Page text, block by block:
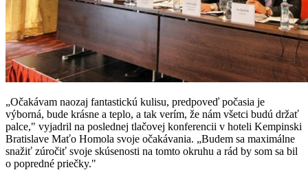
„Očakávam naozaj fantastickú kulisu, predpoveď počasia je
výborná, bude krásne a teplo, a tak verím, že nám všetci budú držať
palce," vyjadril na poslednej tlačovej konferencii v hoteli Kempinski
Bratislave Maťo Homola svoje očakávania. „Budem sa maximálne
snažiť zúročiť svoje skúsenosti na tomto okruhu a rád by som sa bil
o popredné priečky."